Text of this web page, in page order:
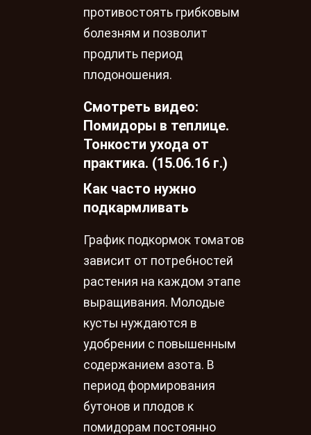
противостоять грибковым
болезням и позволит
продлить период
плодоношения.
Смотреть видео:
Помидоры в теплице.
Тонкости ухода от
практика. (15.06.16 г.)
Как часто нужно
подкармливать
График подкормок томатов
зависит от потребностей
растения на каждом этапе
выращивания. Молодые
кусты нуждаются в
удобрении с повышенным
содержанием азота. В
период формирования
бутонов и плодов к
помидорам постоянно